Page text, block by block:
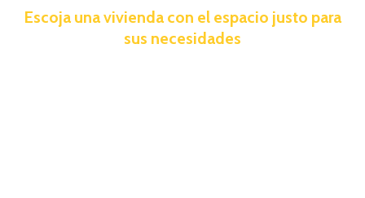
Escoja una vivienda con el espacio justo para
sus necesidades